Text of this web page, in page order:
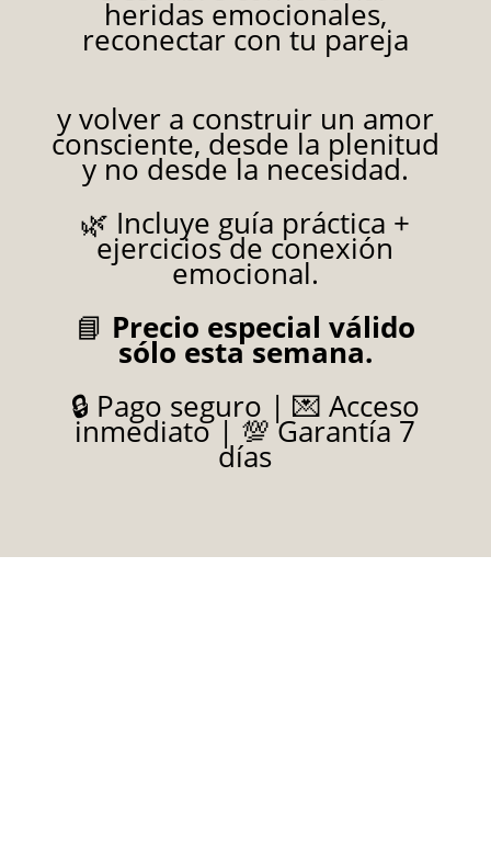
heridas emocionales,
reconectar con tu pareja
y volver a construir un amor
consciente, desde la plenitud
y no desde la necesidad.
🌿 Incluye guía práctica +
ejercicios de conexión
emocional.
📘 Precio especial válido
sólo esta semana.
🔒 Pago seguro | 💌 Acceso
inmediato | 💯 Garantía 7
días